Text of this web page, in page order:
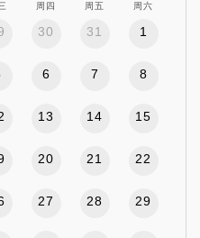
周四 周五 周六
30 31 1
6 7 8
13 14 15
20 21 22
27 28 29